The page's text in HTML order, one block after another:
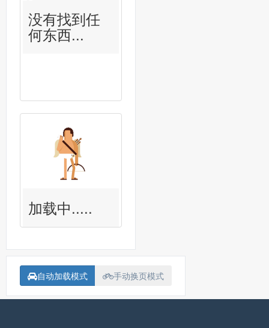
没有找到任
何东西...
加载中.....
自动加载模式 手动换页模式